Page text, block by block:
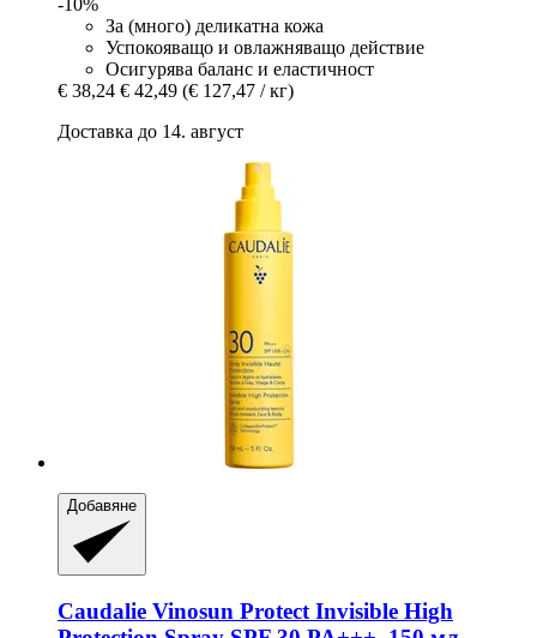
За (много) деликатна кожа
Успокояващо и овлажняващо действие
Осигурява баланс и еластичност
€ 38,24 € 42,49 (€ 127,47 / кг)
Доставка до 14. август
Добавяне
Caudalie Vinosun Protect Invisible High